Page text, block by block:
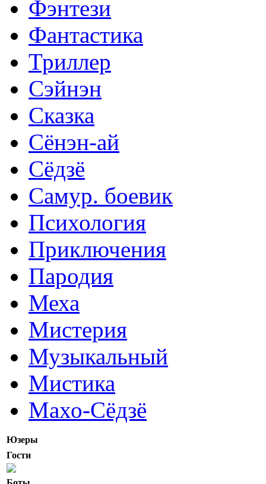
Фэнтези
Фантастика
Триллер
Сэйнэн
Сказка
Сёнэн-ай
Сёдзё
Самур. боевик
Психология
Приключения
Пародия
Меха
Мистерия
Музыкальный
Мистика
Махо-Сёдзё
Юзеры
Гости